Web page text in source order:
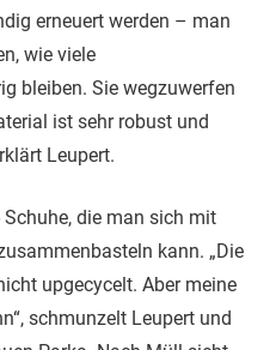
erneuert werden – man
wie viele
bleiben. Sie wegzuwerfen
ist sehr robust und
Leupert.
die man sich mit
kann. „Die
upgecycelt. Aber meine
schmunzelt Leupert und